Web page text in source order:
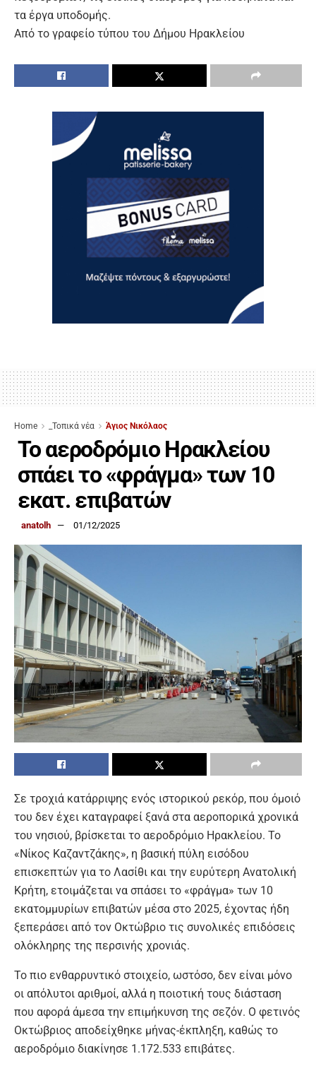
τα έργα υποδομής.
Από το γραφείο τύπου του Δήμου Ηρακλείου
Home _Τοπικά νέα Άγιος Νικόλαος
Το αεροδρόμιο Ηρακλείου
σπάει το «φράγμα» των 10
εκατ. επιβατών
anatolh 01/12/2025
Σε τροχιά κατάρριψης ενός ιστορικού ρεκόρ, που όμοιό
του δεν έχει καταγραφεί ξανά στα αεροπορικά χρονικά
του νησιού, βρίσκεται το αεροδρόμιο Ηρακλείου. Το
«Νίκος Καζαντζάκης», η βασική πύλη εισόδου
επισκεπτών για το Λασίθι και την ευρύτερη Ανατολική
Κρήτη, ετοιμάζεται να σπάσει το «φράγμα» των 10
εκατομμυρίων επιβατών μέσα στο 2025, έχοντας ήδη
ξεπεράσει από τον Οκτώβριο τις συνολικές επιδόσεις
ολόκληρης της περσινής χρονιάς.
Το πιο ενθαρρυντικό στοιχείο, ωστόσο, δεν είναι μόνο
οι απόλυτοι αριθμοί, αλλά η ποιοτική τους διάσταση
που αφορά άμεσα την επιμήκυνση της σεζόν. Ο φετινός
Οκτώβριος αποδείχθηκε μήνας-έκπληξη, καθώς το
αεροδρόμιο διακίνησε 1.172.533 επιβάτες.